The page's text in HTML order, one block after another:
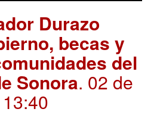
Durazo
becas y
del
Sonora. 02 de